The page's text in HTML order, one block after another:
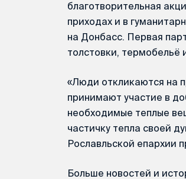
благотворительная
приходах и в
на Донбасс. Первая
толстовки, термобельё
«Люди откликаются на
принимают участие в
необходимые теплые
частичку тепла своей
Рославльской епархии
Больше новостей и